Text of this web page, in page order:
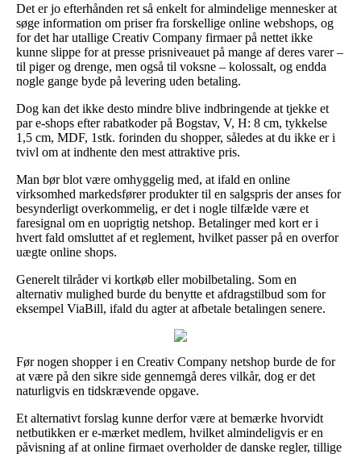
Det er jo efterhånden ret så enkelt for almindelige mennesker at
søge information om priser fra forskellige online webshops, og
for det har utallige Creativ Company firmaer på nettet ikke
kunne slippe for at presse prisniveauet på mange af deres varer –
til piger og drenge, men også til voksne – kolossalt, og endda
nogle gange byde på levering uden betaling.
Dog kan det ikke desto mindre blive indbringende at tjekke et
par e-shops efter rabatkoder på Bogstav, V, H: 8 cm, tykkelse
1,5 cm, MDF, 1stk. forinden du shopper, således at du ikke er i
tvivl om at indhente den mest attraktive pris.
Man bør blot være omhyggelig med, at ifald en online
virksomhed markedsfører produkter til en salgspris der anses for
besynderligt overkommelig, er det i nogle tilfælde være et
faresignal om en uoprigtig netshop. Betalinger med kort er i
hvert fald omsluttet af et reglement, hvilket passer på en overfor
uægte online shops.
Generelt tilråder vi kortkøb eller mobilbetaling. Som en
alternativ mulighed burde du benytte et afdragstilbud som for
eksempel ViaBill, ifald du agter at afbetale betalingen senere.
Før nogen shopper i en Creativ Company netshop burde de for
at være på den sikre side gennemgå deres vilkår, dog er det
naturligvis en tidskrævende opgave.
Et alternativt forslag kunne derfor være at bemærke hvorvidt
netbutikken er e-mærket medlem, hvilket almindeligvis er en
påvisning af at online firmaet overholder de danske regler, tillige